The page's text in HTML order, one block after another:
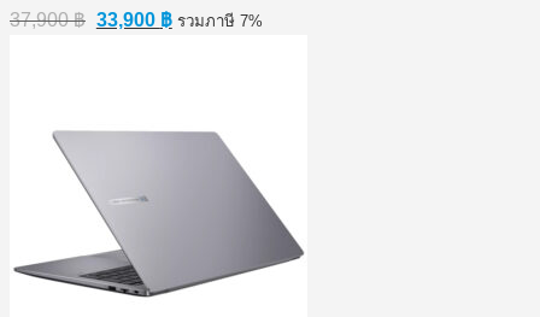
37,900฿ Original
price
33,900 ฿Current
price
รวมภาษี 7%